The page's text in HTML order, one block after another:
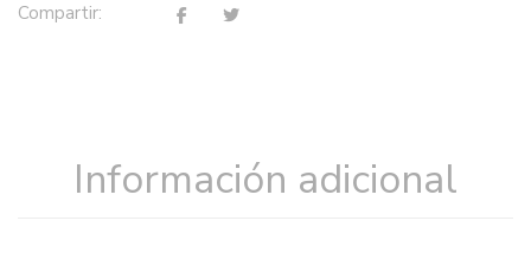
Compartir:
Información adicional